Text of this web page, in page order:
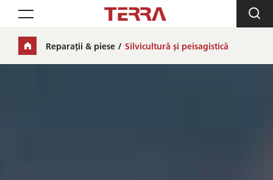
Toggle navigation
Reparații & piese Silvicultură și peisagistică